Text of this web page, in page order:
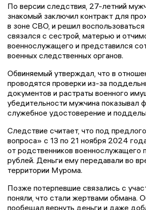
По версии следствия, 27-летний
знакомый заключил контракт для
в зоне СВО, и решил
связался с сестрой, матерью и
военнослужащего и представился
военных следственных органов.
Обвиняемый утверждал, что в
проводятся проверки из-за
документов и растраты военного
убедительности мужчина показывал
служебное удостоверение и
Следствие считает, что под
вопроса» с 13 по 21 ноября 2024
от родственников военнослужащего
рублей. Деньги ему передавали во
территории Мурома.
Позже потерпевшие связались с
поняли, что стали жертвами обмана.
пообещал вернуть деньги и даже